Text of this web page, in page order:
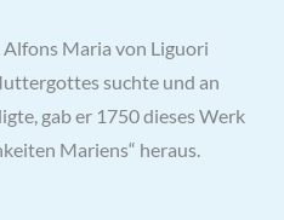
Alfons Maria von Liguori
suchte und an
gab er 1750 dieses Werk
Mariens“ heraus.